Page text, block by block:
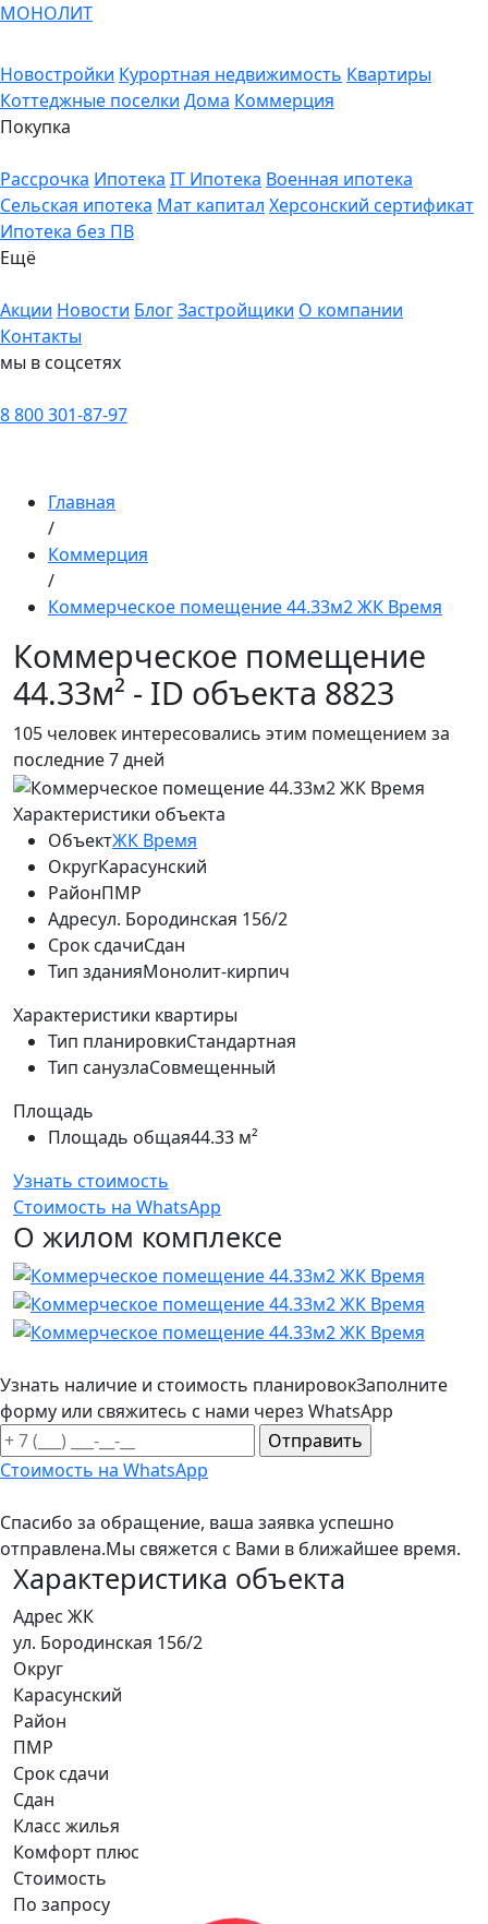
МОНОЛИТ
Новостройки Курортная недвижимость Квартиры
Коттеджные поселки Дома Коммерция
Покупка
Рассрочка Ипотека IT Ипотека Военная ипотека
Сельская ипотека Мат капитал Херсонский сертификат
Ипотека без ПВ
Ещё
Акции Новости БлогЗастройщики О компании
Контакты
мы в соцсетях
8 800 301-87-97
Главная
/
Коммерция
/
Коммерческое помещение 44.33м2 ЖК Время
Коммерческое помещение
44.33м² - ID объекта 8823
105 человек интересовались этим помещением за
последние 7 дней
Характеристики объекта
ОбъектЖК Время
ОкругКарасунский
РайонПМР
Адресул. Бородинская 156/2
Срок сдачиСдан
Тип зданияМонолит-кирпич
Характеристики квартиры
Тип планировкиСтандартная
Тип санузлаСовмещенный
Площадь
Площадь общая44.33 м²
Узнать стоимость
Стоимость на WhatsApp
О жилом комплексе
Узнать наличие и стоимость планировокЗаполните
форму или свяжитесь с нами через WhatsApp
Стоимость на WhatsApp
Спасибо за обращение, ваша заявка успешно
отправлена.Мы свяжется с Вами в ближайшее время.
Характеристика объекта
Адрес ЖК
ул. Бородинская 156/2
Округ
Карасунский
Район
ПМР
Срок сдачи
Сдан
Класс жилья
Комфорт плюс
Стоимость
По запросу